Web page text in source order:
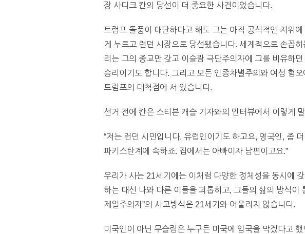
장 사디크 칸의 당선이 더 중요한 사건이었습니다.
트럼프 돌풍이 대단하다고 해도 그는 아직 공식적인 지위
게 누르고 런던 시장으로 당선됐습니다. 세계적으로 손꼽
리는 그의 종교만 갖고 이슬람 극단주의자에 그를 비유하
승리이기도 합니다. 그리고 모든 인종차별주의와 여성 혐
트럼프의 대척점에 서 있습니다.
선거 전에 칸은 스티븐 캐슬 기자와의 인터뷰에서 이렇게
“저는 런던 시민입니다. 유럽인이기도 하고요, 영국인, 좀
파키스탄계에 속하죠. 집에서는 아빠이자 남편이고요.”
우리가 사는 21세기에는 이처럼 다양한 정체성을 동시에
하는 대신 나와 다른 이들을 괴롭히고, 그들의 삶의 방식
제일주의자”의 사고방식은 21세기와 어울리지 않습니다.
미국인이 아닌 무슬림은 누구든 미국에 입국을 막겠다고